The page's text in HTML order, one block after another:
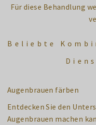
Für diese Behandlung
Beliebte
Augenbrauen färben
Entdecken Sie den
Augenbrauen machen